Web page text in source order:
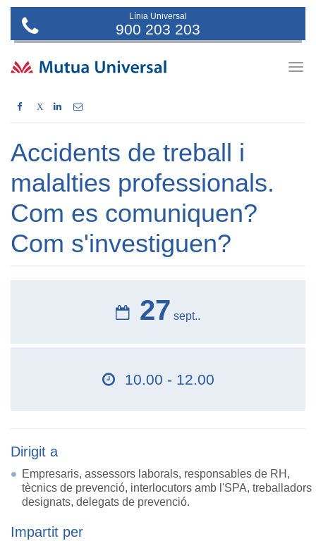
Línia Universal
900 203 203
X
Accidents de treball i
malalties professionals.
Com es comuniquen?
Com s'investiguen?
27 sept..
10.00 - 12.00
Dirigit a
Empresaris, assessors laborals, responsables de RH,
tècnics de prevenció, interlocutors amb l'SPA, treballadors
designats, delegats de prevenció.
Impartit per